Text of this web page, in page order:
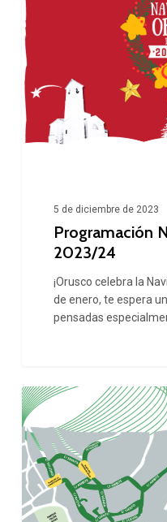
Navidades
Navidad
Orusco
2023/24
5 de diciembre de 2023
Programación
2023/24
¡Orusco celebra la
de enero, te espera
pensadas
El
Ayuntamiento
de
Orusco
aprueba